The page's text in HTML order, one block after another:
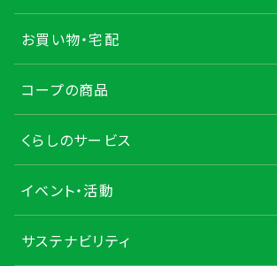
お買い物・宅配
コープの商品
くらしのサービス
イベント・活動
サステナビリティ